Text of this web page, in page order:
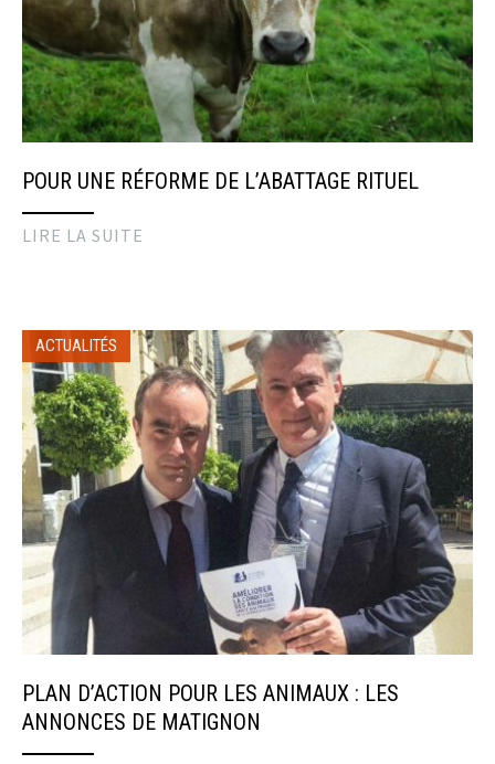
POUR UNE RÉFORME DE L’ABATTAGE RITUEL
LIRE LA SUITE
ACTUALITÉS
PLAN D’ACTION POUR LES ANIMAUX : LES
ANNONCES DE MATIGNON